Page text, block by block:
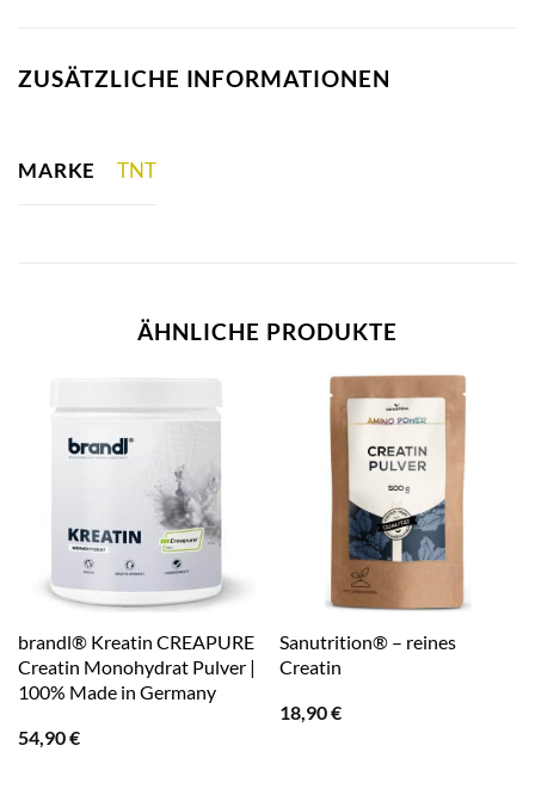
ZUSÄTZLICHE INFORMATIONEN
MARKE TNT
ÄHNLICHE PRODUKTE
brandl® Kreatin CREAPURE
Creatin Monohydrat Pulver |
100% Made in Germany
54,90€
Sanutrition® – reines
Creatin
18,90€